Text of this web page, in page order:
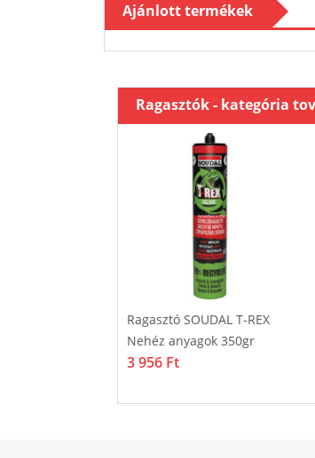
Ajánlott termékek
Ragasztók - kategória
Ragasztó SOUDAL T-REX
Nehéz anyagok 350gr
3 956 Ft